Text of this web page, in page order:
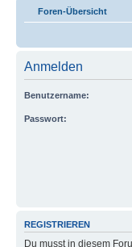
Foren-Übersicht
Anmelden
Benutzername:
Passwort:
REGISTRIEREN
Du musst in diesem